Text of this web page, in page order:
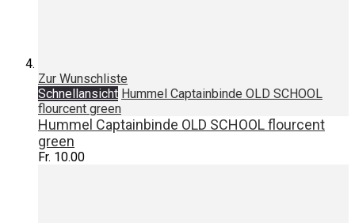
Zur Wunschliste
Schnellansicht Hummel Captainbinde OLD SCHOOL
flourcent green
Hummel Captainbinde OLD SCHOOL flourcent
green
Fr. 10.00